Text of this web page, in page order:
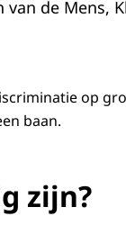
van de Mens,
op
baan.
zijn?